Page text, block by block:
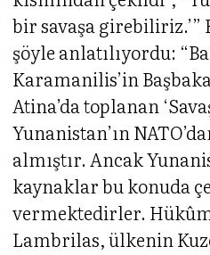
bir savaşa girebiliriz.’”
şöyle anlatılıyordu:
Karamanilis’in
Atina’da toplanan
Yunanistan’ın
almıştır. Ancak
kaynaklar bu konuda
vermektedirler.
Lambrilas, ülkenin